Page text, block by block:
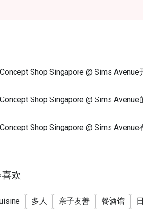
Shop Singapore @ Sims Avenue
Shop Singapore @ Sims Avenue
Shop Singapore @ Sims
欢
多人 亲子友善 餐酒馆